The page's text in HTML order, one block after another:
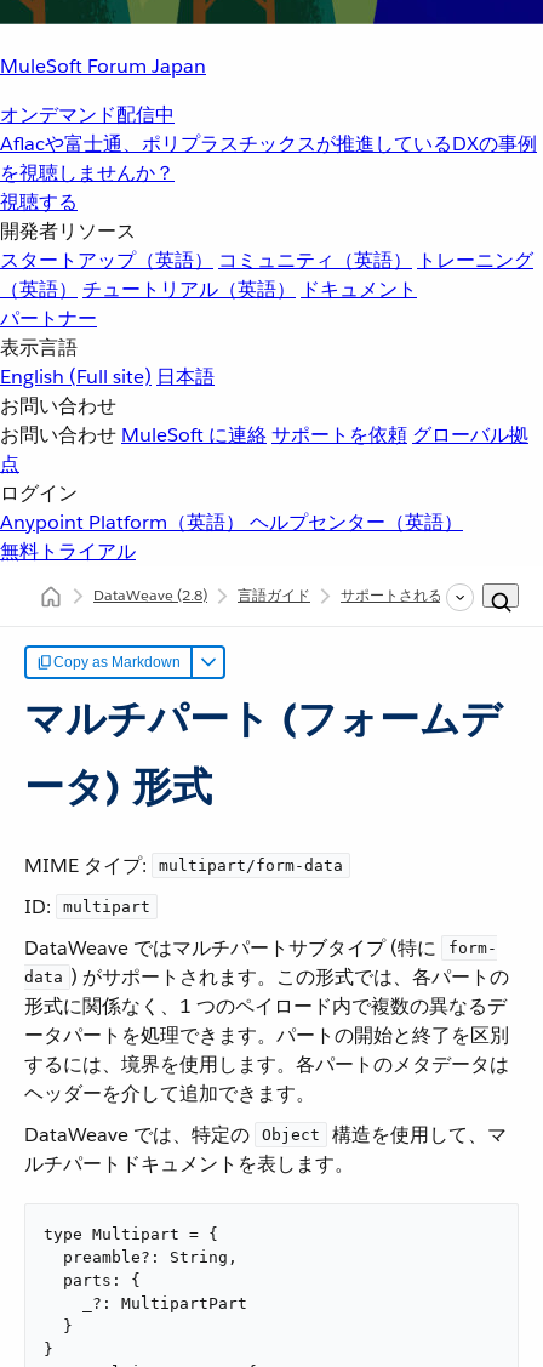
MuleSoft Forum Japan
オンデマンド配信中
Aflacや富士通、ポリプラスチックスが推進しているDXの事例
を視聴しませんか？
視聴する
開発者リソース
スタートアップ（英語）
コミュニティ（英語）
トレーニング
（英語）
チュートリアル（英語）
ドキュメント
パートナー
表示言語
English (Full site) 日本語
お問い合わせ
お問い合わせ MuleSoft に連絡サポートを依頼 グローバル拠
点
ログイン
Anypoint Platform（英語） ヘルプセンター（英語）
無料トライアル
DataWeave(2.8) 言語ガイド サポートされるデータ形式
Copy as Markdown
マルチパート (フォームデ
ータ) 形式
MIME タイプ: multipart/form-data
ID: multipart
DataWeave ではマルチパートサブタイプ (特に ​
form-
data ​) がサポートされます。この形式では、各パートの
形式に関係なく、1 つのペイロード内で複数の異なるデ
ータパートを処理できます。パートの開始と終了を区別
するには、境界を使用します。各パートのメタデータは
ヘッダーを介して追加できます。
DataWeave では、特定の ​
Object
​ 構造を使用して、マ
ルチパートドキュメントを表します。
type Multipart = {
  preamble?: String,
  parts: {
    _?: MultipartPart
  }
}